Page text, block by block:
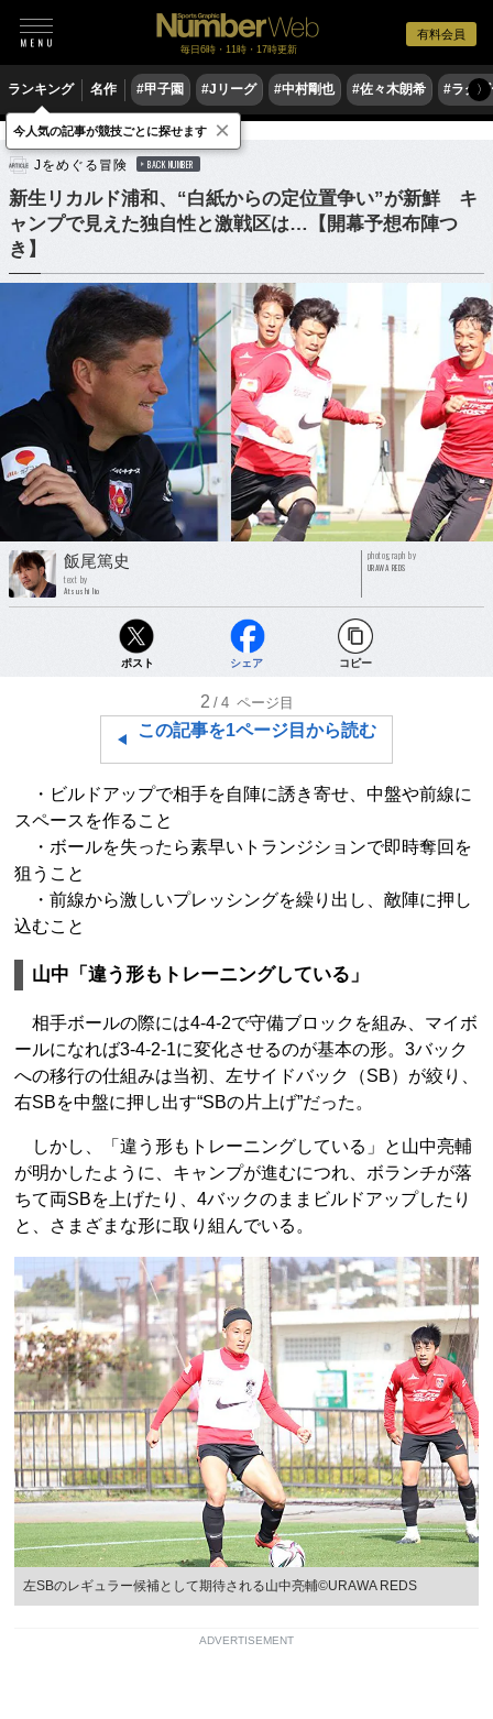
有料会員
毎日6時・11時・17時更新
ランキング 名作 #甲子園 #Jリーグ #中村剛也 #佐々木朗希 #ラグ〉
サッカー Jリーグ
Jをめぐる冒険 BACK NUMBER
新生リカルド浦和、“白紙からの定位置争い”が新鮮 キ
ャンプで見えた独自性と激戦区は…【開幕予想布陣つ
き】
飯尾篤史
text by
Atsushi Iio
photograph by
URAWA REDS
ポスト シェア コピー
2 /4 ページ目
この記事を1ページ目から読む
・ビルドアップで相手を自陣に誘き寄せ、中盤や前線に
スペースを作ること
・ボールを失ったら素早いトランジションで即時奪回を
狙うこと
・前線から激しいプレッシングを繰り出し、敵陣に押し
込むこと
山中「違う形もトレーニングしている」
相手ボールの際には4-4-2で守備ブロックを組み、マイボ
ールになれば3-4-2-1に変化させるのが基本の形。3バック
への移行の仕組みは当初、左サイドバック（SB）が絞り、
右SBを中盤に押し出す“SBの片上げ”だった。
しかし、「違う形もトレーニングしている」と山中亮輔
が明かしたように、キャンプが進むにつれ、ボランチが落
ちて両SBを上げたり、4バックのままビルドアップしたり
と、さまざまな形に取り組んでいる。
左SBのレギュラー候補として期待される山中亮輔©URAWA REDS
ADVERTISEMENT
今人気の記事が競技ごとに探せます ×